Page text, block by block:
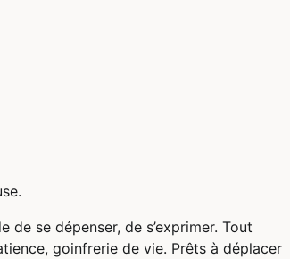
de se dépenser, de s’exprimer. Tout
goinfrerie de vie. Prêts à déplacer